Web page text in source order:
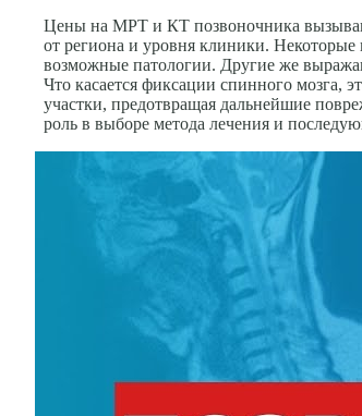
Цены на МРТ и КТ позвоночника
от региона и уровня клиники. Некоторые
возможные патологии. Другие же
Что касается фиксации спинного мозга,
участки, предотвращая дальнейшие
роль в выборе метода лечения и